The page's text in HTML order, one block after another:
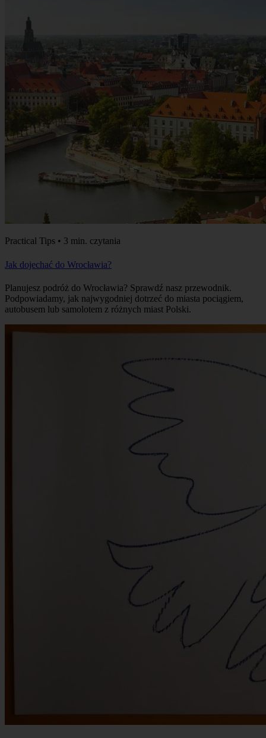
Practical Tips • 3 min. czytania
Jak dojechać do Wrocławia?
Planujesz podróż do Wrocławia? Sprawdź nasz przewodnik.
Podpowiadamy, jak najwygodniej dotrzeć do miasta pociągiem,
autobusem lub samolotem z różnych miast Polski.